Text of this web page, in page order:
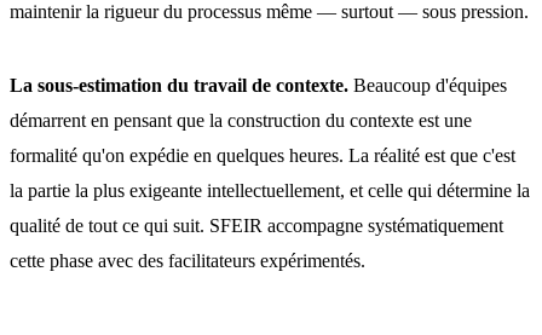
maintenir la rigueur du processus même — surtout — sous pression.
La sous-estimation du travail de contexte. Beaucoup d'équipes
démarrent en pensant que la construction du contexte est une
formalité qu'on expédie en quelques heures. La réalité est que c'est
la partie la plus exigeante intellectuellement, et celle qui détermine la
qualité de tout ce qui suit. SFEIR accompagne systématiquement
cette phase avec des facilitateurs expérimentés.